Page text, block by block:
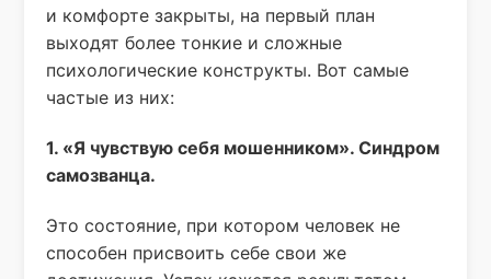
и комфорте закрыты, на первый план
выходят более тонкие и сложные
психологические конструкты. Вот самые
частые из них:
1. «Я чувствую себя мошенником». Синдром
самозванца.
Это состояние, при котором человек не
способен присвоить себе свои же